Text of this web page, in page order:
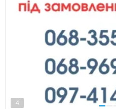
4